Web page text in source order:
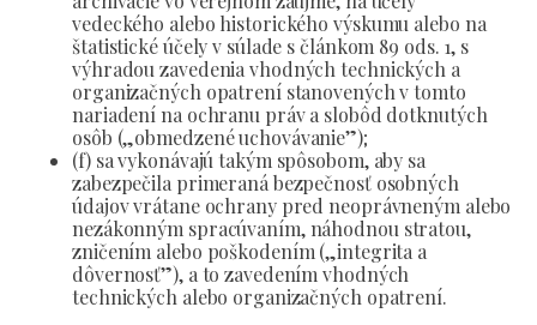
vedeckého alebo historického výskumu alebo na
štatistické účely v súlade s článkom 89 ods. 1, s
výhradou zavedenia vhodných technických a
organizačných opatrení stanovených v tomto
nariadení na ochranu práv a slobôd dotknutých
osôb („obmedzené uchovávanie”);
(f) sa vykonávajú takým spôsobom, aby sa
zabezpečila primeraná bezpečnosť osobných
údajov vrátane ochrany pred neoprávneným alebo
nezákonným spracúvaním, náhodnou stratou,
zničením alebo poškodením („integrita a
dôvernosť”), a to zavedením vhodných
technických alebo organizačných opatrení.